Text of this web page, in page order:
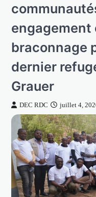
engagement
braconnage
dernier
Grauer
DEC RDC juillet 4,